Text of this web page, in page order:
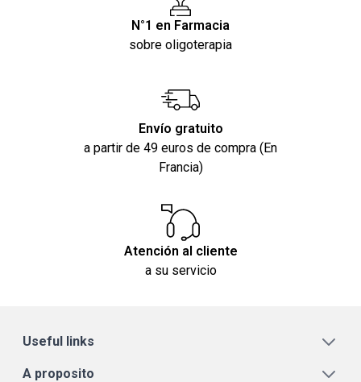
N°1 en Farmacia
sobre oligoterapia
Envío gratuito
a partir de 49 euros de compra (En
Francia)
Atención al cliente
a su servicio
Useful links
A proposito